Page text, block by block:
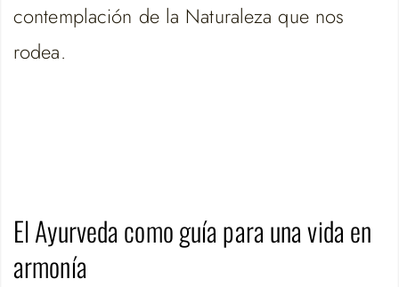
contemplación de la Naturaleza que nos
rodea.
El Ayurveda como guía para una vida en
armonía